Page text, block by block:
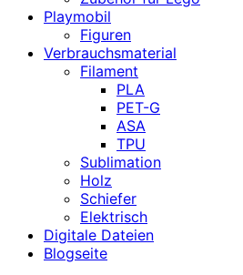
Playmobil
Figuren
Verbrauchsmaterial
Filament
PLA
PET-G
ASA
TPU
Sublimation
Holz
Schiefer
Elektrisch
Digitale Dateien
Blogseite